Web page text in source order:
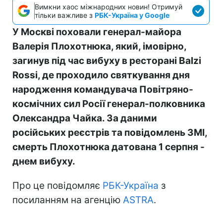
Вимкни хаос міжнародних новин! Отримуй
тільки важливе з РБК-Україна у Google
У Москві поховали генерал-майора
Валерія Плохотнюка, який, імовірно,
загинув під час вибуху в ресторані Balzi
Rossi, де проходило святкування дня
народження командувача Повітряно-
космічних сил Росії генерал-полковника
Олександра Чайка. За даними
російських реєстрів та повідомлень ЗМІ,
смерть Плохотнюка датована 1 серпня -
днем вибуху.
Про це повідомляє РБК-Україна з
посиланням на агенцію ASTRA.